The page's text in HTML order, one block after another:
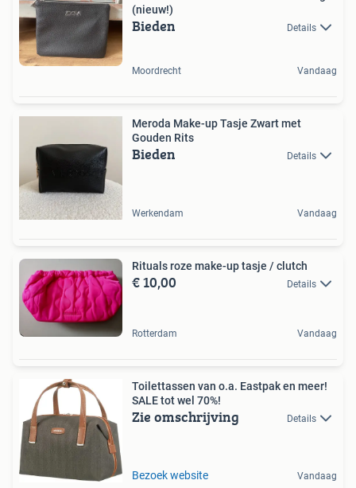
(nieuw!)
Bieden Details
Moordrecht Vandaag
Meroda Make-up Tasje Zwart met
Gouden Rits
Bieden Details
Werkendam Vandaag
Rituals roze make-up tasje / clutch
€ 10,00 Details
Rotterdam Vandaag
Toilettassen van o.a. Eastpak en meer!
SALE tot wel 70%!
Zie omschrijving Details
Bezoek website Vandaag